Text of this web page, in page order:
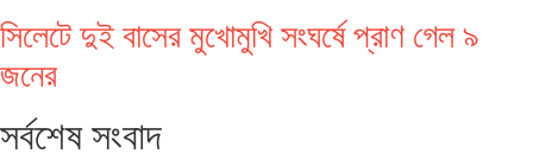
সিলেটে দুই বাসের মুখোমুখি সংঘর্ষে প্রাণ গেল ৯
জনের
সর্বশেষ সংবাদ